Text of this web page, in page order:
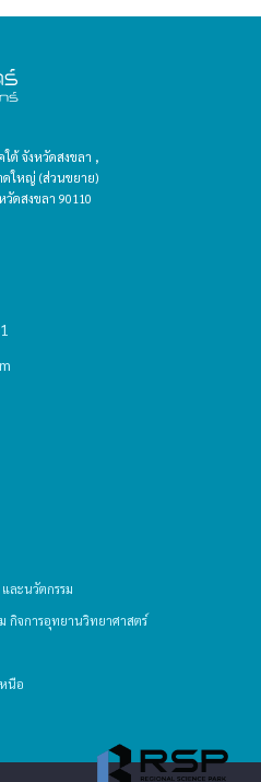
ต้ จังหวัดสงขลา ,
ดใหญ่ (ส่วนขยาย)
ดสงขลา 90110
ละนวัตกรรม
กิจการอุทยานวิทยาศาสตร์
นือ